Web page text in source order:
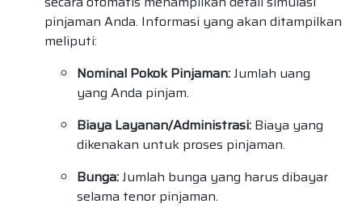
pinjaman Anda. Informasi yang akan ditampilkan
meliputi:
Nominal Pokok Pinjaman:Jumlah uang
yang Anda pinjam.
Biaya Layanan/Administrasi: Biaya yang
dikenakan untuk proses pinjaman.
Bunga:Jumlah bunga yang harus dibayar
selama tenor pinjaman.